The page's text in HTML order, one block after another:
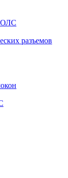
разъемов